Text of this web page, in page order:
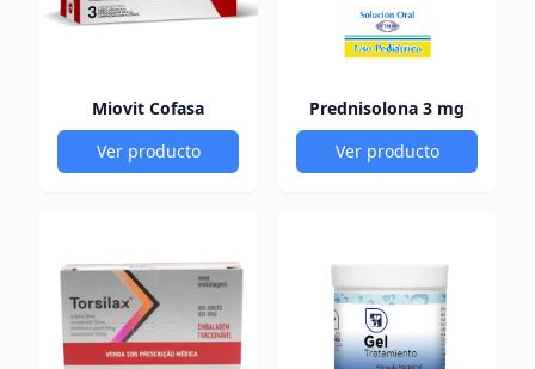
Miovit Cofasa
Ver producto
Prednisolona 3 mg
Ver producto